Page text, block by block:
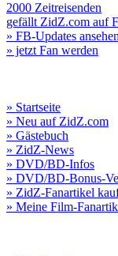
2000 Zeitreisenden
gefällt ZidZ.com auf
» FB-Updates ansehen
» jetzt Fan werden
» Startseite
» Neu auf ZidZ.com
» Gästebuch
» ZidZ-News
» DVD/BD-Infos
» DVD/BD-Bonus-
» ZidZ-Fanartikel
» Meine Film-